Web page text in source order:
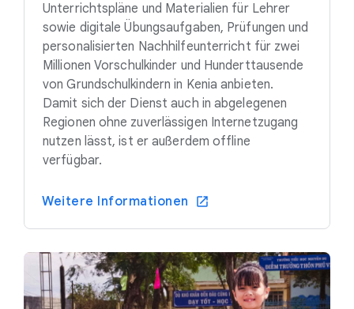
Unterrichtspläne und Materialien für Lehrer
sowie digitale Übungsaufgaben, Prüfungen und
personalisierten Nachhilfeunterricht für zwei
Millionen Vorschulkinder und Hunderttausende
von Grundschulkindern in Kenia anbieten.
Damit sich der Dienst auch in abgelegenen
Regionen ohne zuverlässigen Internetzugang
nutzen lässt, ist er außerdem offline
verfügbar.
Weitere Informationen